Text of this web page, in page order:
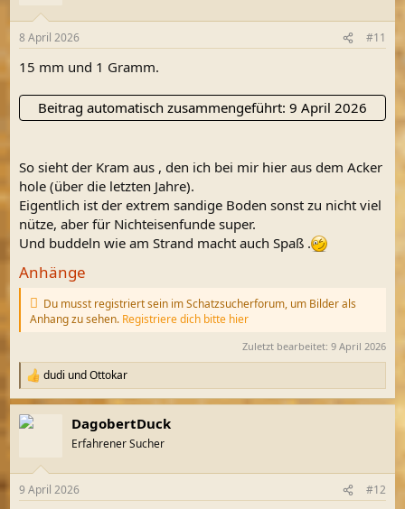
8 April 2026 #11
15 mm und 1 Gramm.
Beitrag automatisch zusammengeführt: 9 April 2026
So sieht der Kram aus , den ich bei mir hier aus dem Acker
hole (über die letzten Jahre).
Eigentlich ist der extrem sandige Boden sonst zu nicht viel
nütze, aber für Nichteisenfunde super.
Und buddeln wie am Strand macht auch Spaß .
Anhänge
Du musst registriert sein im Schatzsucherforum, um Bilder als
Anhang zu sehen. Registriere dich bitte hier
Zuletzt bearbeitet: 9 April 2026
R
e
a
k
e
dudi undOttokar
DagobertDuck
Erfahrener Sucher
9 April 2026 #12